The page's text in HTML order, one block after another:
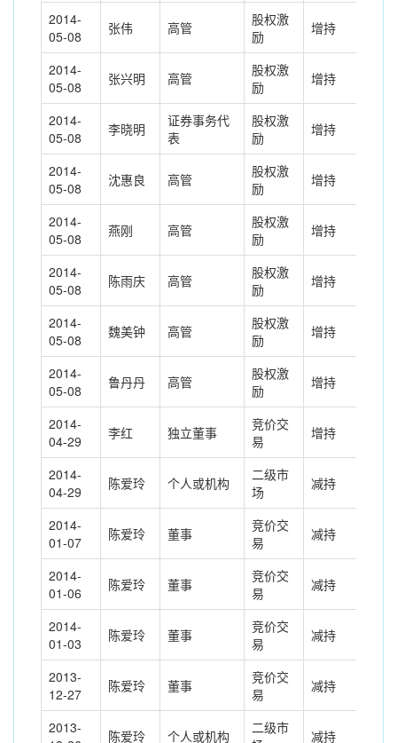
2014-
05-08
张伟 高管
股权激
励
增持
2014-
05-08
张兴明 高管
股权激
励
增持
2014-
05-08
李晓明
证券事务代
表
股权激
励
增持
2014-
05-08
沈惠良 高管
股权激
励
增持
2014-
05-08
燕刚 高管
股权激
励
增持
2014-
05-08
陈雨庆 高管
股权激
励
增持
2014-
05-08
魏美钟 高管
股权激
励
增持
2014-
05-08
鲁丹丹 高管
股权激
励
增持
2014-
04-29
李红 独立董事
竞价交
易
增持
2014-
04-29
陈爱玲 个人或机构
二级市
场
减持
2014-
01-07
陈爱玲 董事
竞价交
易
减持
2014-
01-06
陈爱玲 董事
竞价交
易
减持
2014-
01-03
陈爱玲 董事
竞价交
易
减持
2013-
12-27
陈爱玲 董事
竞价交
易
减持
2013-
陈爱玲 个人或机构
二级市
减持